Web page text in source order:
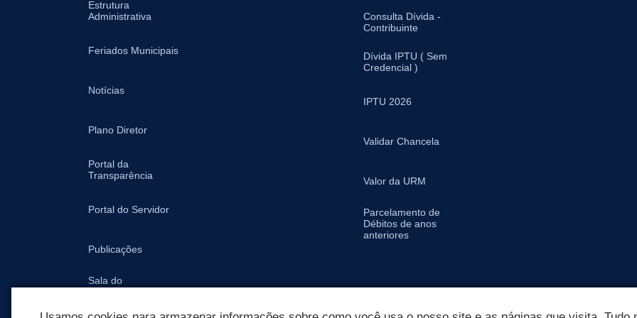
Estrutura
Administrativa
Feriados Municipais
Notícias
Plano Diretor
Portal da
Transparência
Portal do Servidor
Publicações
Sala do
Consulta Dívida -
Contribuinte
Dívida IPTU ( Sem
Credencial )
IPTU 2026
Validar Chancela
Valor da URM
Parcelamento de
Débitos de anos
anteriores